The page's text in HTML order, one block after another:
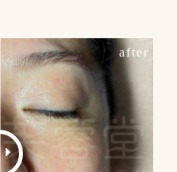
after